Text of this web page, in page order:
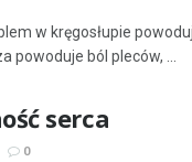
w kręgosłupie
powoduje ból pleców, ...
serca
0